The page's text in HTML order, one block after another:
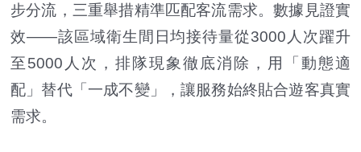
步分流，三重舉措精準匹配客流需求。數據見證實
效——該區域衛生間日均接待量從3000人次躍升
至5000人次，排隊現象徹底消除，用「動態適
配」替代「一成不變」，讓服務始終貼合遊客真實
需求。